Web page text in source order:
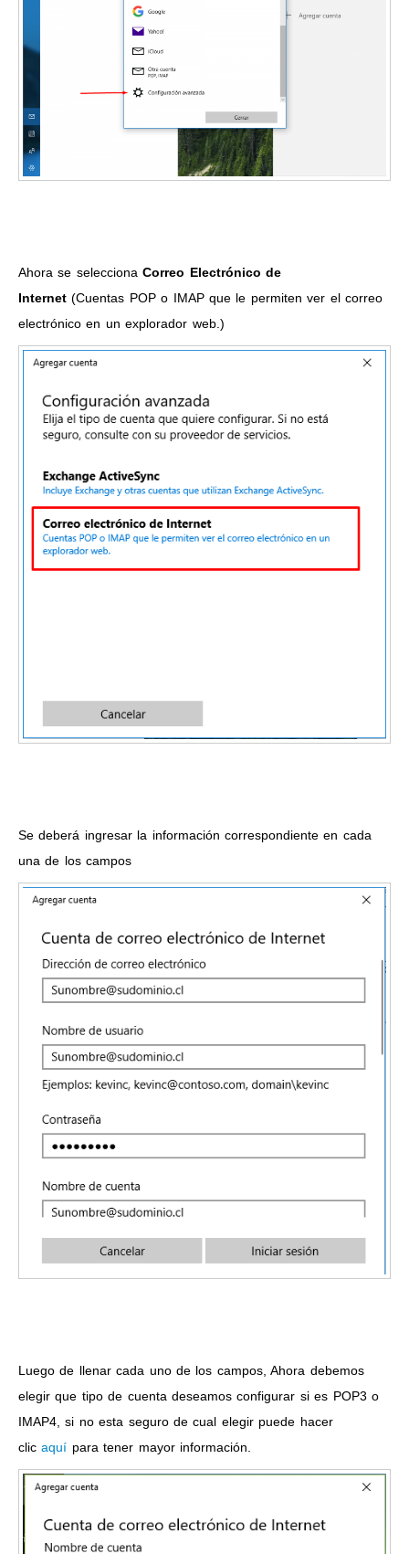
Ahora se seleccionaCorreo Electrónico de
Internet (Cuentas POP o IMAP que le permiten ver el correo
electrónico en un explorador web.)
Se deberá ingresar la información correspondiente en cada
una de los campos
Luego de llenar cada uno de los campos, Ahora debemos
elegir que tipo de cuenta deseamos configurar si es POP3 o
IMAP4, si no esta seguro de cual elegir puede hacer
clicaquí para tener mayor información.